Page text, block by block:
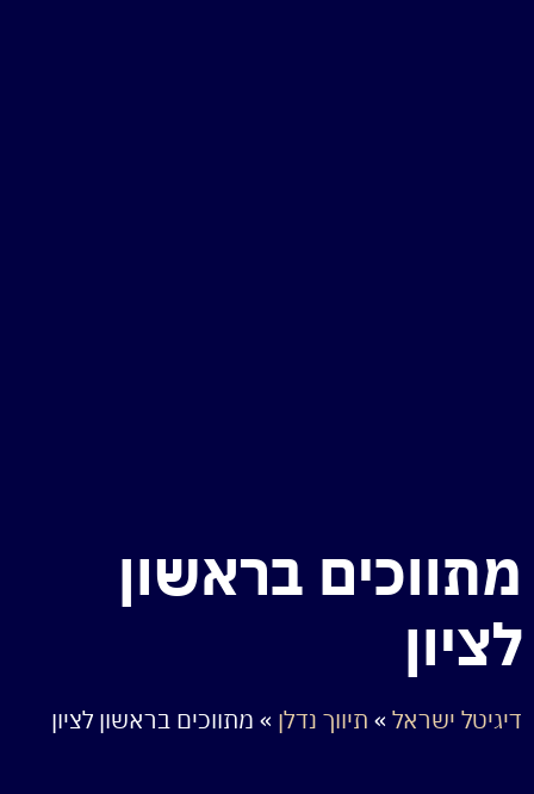
מתווכים בראשון
לציון
דיגיטל ישראל » תיווך נדלן » מתווכים בראשון לציון